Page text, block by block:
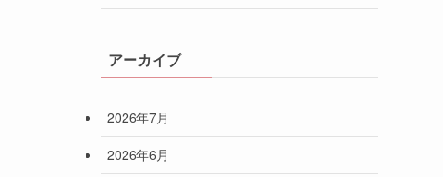
アーカイブ
2026年7月
2026年6月